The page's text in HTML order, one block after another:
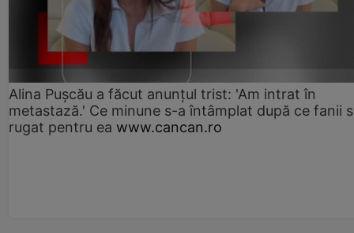
Alina Pușcău a făcut anunțul trist: 'Am intrat în
metastază.' Ce minune s-a întâmplat după ce fanii
rugat pentru ea www.cancan.ro